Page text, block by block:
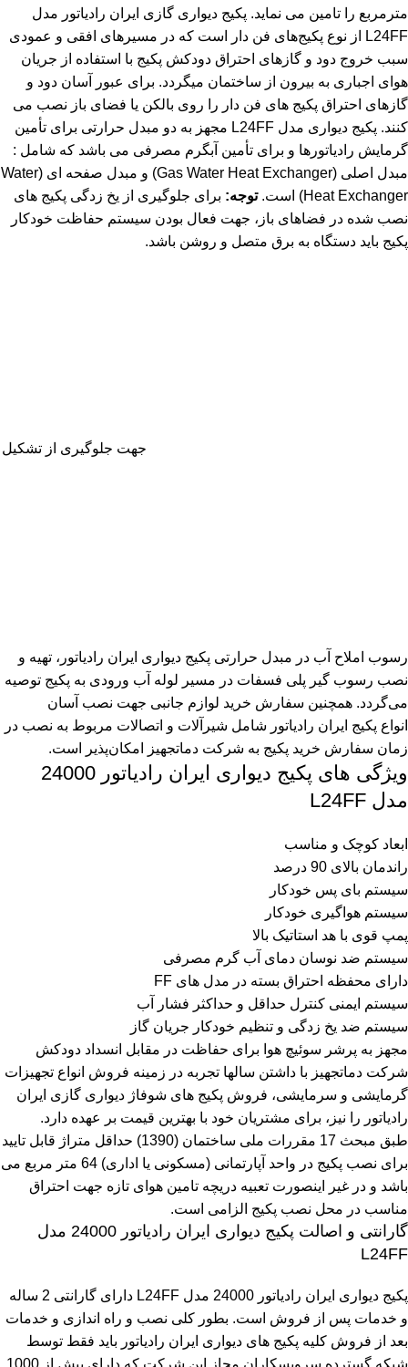
مترمربع را تامین می نماید. پکیج دیواری گازی ایران رادیاتور مدل
L24FF از نوع پکیج‌های فن دار است که در مسیرهای افقی و عمودی
سبب خروج دود و گازهای احتراق دودکش پکیج با استفاده از جریان
هوای اجباری به بیرون از ساختمان میگردد. برای عبور آسان دود و
گازهای احتراق پکیج های فن دار را روی بالکن یا فضای باز نصب می
کنند. پکیج دیواری مدل L24FF مجهز به دو مبدل حرارتی برای تأمین
گرمایش رادیاتورها و برای تأمین آبگرم مصرفی می باشد که شامل :
مبدل اصلی (Gas Water Heat Exchanger) و مبدل صفحه ای (Water
Heat Exchanger) است.
توجه: برای جلوگیری از یخ زدگی پکیج های
نصب شده در فضاهای باز، جهت فعال بودن سیستم حفاظت خودکار
پکیج باید دستگاه به برق متصل و روشن باشد.
جهت جلوگیری از تشکیل
رسوب املاح آب در مبدل حرارتی پکیج دیواری ایران رادیاتور، تهیه و
نصب رسوب گیر پلی فسفات در مسیر لوله آب ورودی به پکیج توصیه
می‌گردد. همچنین سفارش خرید لوازم جانبی جهت نصب آسان
انواع پکیج ایران رادیاتور شامل شیرآلات و اتصالات مربوط به نصب در
زمان سفارش خرید پکیج به شرکت دماتجهیز امکان‌پذیر است.
ویژگی های پکیج دیواری ایران رادیاتور 24000
مدل L24FF
ابعاد کوچک و مناسب
راندمان بالای 90 درصد
سیستم بای پس خودکار
سیستم هواگیری خودکار
پمپ قوی با هد استاتیک بالا
سیستم ضد نوسان دمای آب گرم مصرفی
دارای محفظه احتراق بسته در مدل های FF
سیستم ایمنی کنترل حداقل و حداکثر فشار آب
سیستم ضد یخ زدگی و تنظیم خودکار جریان گاز
مجهز به پرشر سوئیچ هوا برای حفاظت در مقابل انسداد دودکش
شرکت دماتجهیز با داشتن سالها تجربه در زمینه فروش انواع تجهیزات
گرمایشی و سرمایشی، فروش پکیج های شوفاژ دیواری گازی ایران
رادیاتور را نیز، برای مشتریان خود با بهترین قیمت بر عهده دارد.
طبق مبحث 17 مقررات ملی ساختمان (1390) حداقل متراژ قابل تایید
برای نصب پکیج در واحد آپارتمانی (مسکونی یا اداری) 64 متر مربع می
باشد و در غیر اینصورت تعبیه دریچه تامین هوای تازه جهت احتراق
مناسب در محل نصب پکیج الزامی است.
گارانتی و اصالت پکیج دیواری ایران رادیاتور 24000 مدل
L24FF
پکیج دیواری ایران رادیاتور 24000 مدل L24FF دارای گارانتی 2 ساله
و خدمات پس از فروش است. بطور کلی نصب و راه اندازی و خدمات
بعد از فروش کلیه پکیج های دیواری ایران رادیاتور باید فقط توسط
شبکه گسترده سرویسکاران مجاز این شرکت که دارای بیش از 1000